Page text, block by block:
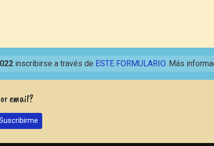
inscribirse a través de ESTE FORMULARIO. Más
email?